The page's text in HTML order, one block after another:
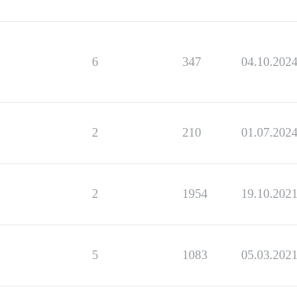
6 347 04.10.2024
2 210 01.07.2024
2 1954 19.10.2021
5 1083 05.03.2021